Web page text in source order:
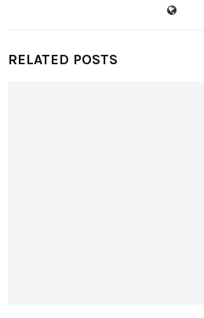
RELATED POSTS